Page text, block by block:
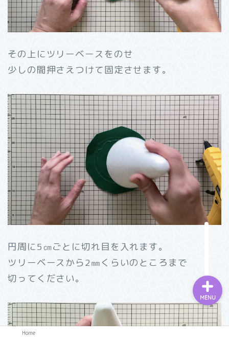
その上にツリーベースをのせ
少しの間押さえつけて固定させます。
円周に5㎝ごとに切れ目を入れます。
ツリーベースから2㎜くらいのところまで
切ってください。
Home
MENU